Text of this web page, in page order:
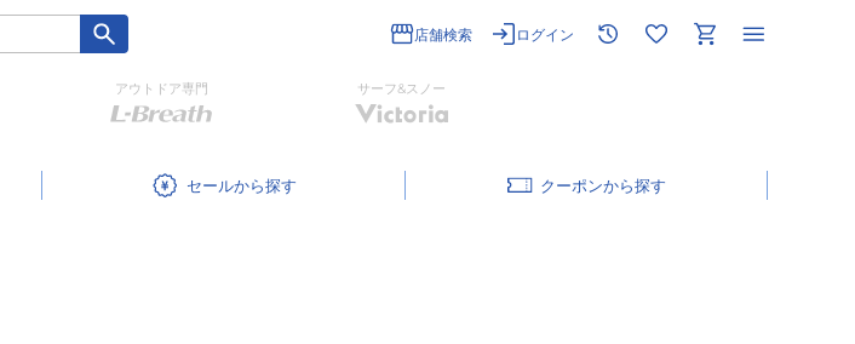
店舗検索 ログイン
アウトドア専門 サーフ&スノー
セール クーポン